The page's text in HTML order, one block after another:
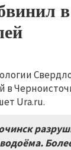
в
Ura.ru.
ма.